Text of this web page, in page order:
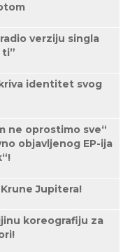
verziju singla
ti”
identitet svog
ne oprostimo sve“
objavljenog EP-ija
Jupitera!
koreografiju za